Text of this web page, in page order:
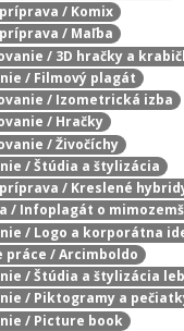
/ Komix
/ Maľba
/ 3D hračky a
/ Filmový plagát
/ Izometrická izba
/ Hračky
/ Živočíchy
/ Štúdia a štylizácia
/ Kreslené
/ Infoplagát o
/ Logo a korporátna
práce / Arcimboldo
/ Štúdia a štylizácia
/ Piktogramy a
/ Picture book